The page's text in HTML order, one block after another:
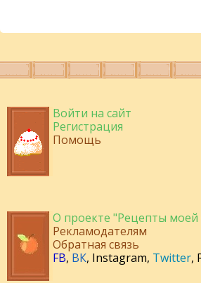
Войти на сайт
Регистрация
Помощь
О проекте "Рецепты моей
Рекламодателям
Обратная связь
FB, ВК, Instagram, Twitter,